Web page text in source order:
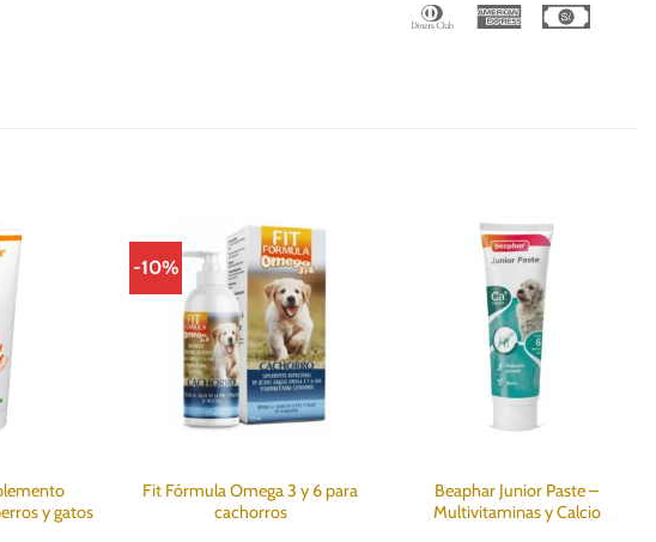
Dinners
American
y gatos
-10%
Fit Fórmula Omega 3 y 6 para
cachorros
Beaphar Junior Paste –
Multivitaminas y Calcio